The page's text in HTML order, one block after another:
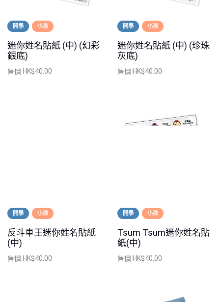
開學 小孩
迷你姓名貼紙 (中) (幻彩
銀底)
售價HK$40.00
開學 小孩
迷你姓名貼紙 (中) (珍珠
灰底)
售價HK$40.00
開學 小孩
反斗車王迷你姓名貼紙
(中)
售價 HK$40.00
開學 小孩
Tsum Tsum迷你姓名貼
紙(中)
售價 HK$40.00